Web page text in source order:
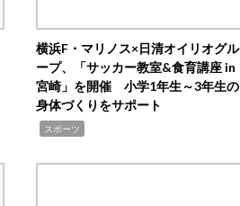
横浜F・マリノス×日清オイリオグル
ープ、「サッカー教室&食育講座 in
宮崎」を開催 小学1年生～3年生の
身体づくりをサポート
スポーツ